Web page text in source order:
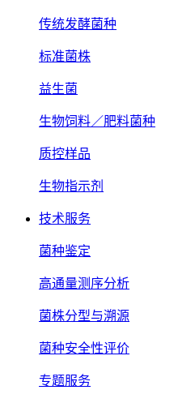
传统发酵菌种
标准菌株
益生菌
生物饲料／肥料菌种
质控样品
生物指示剂
技术服务
菌种鉴定
高通量测序分析
菌株分型与溯源
菌种安全性评价
专题服务